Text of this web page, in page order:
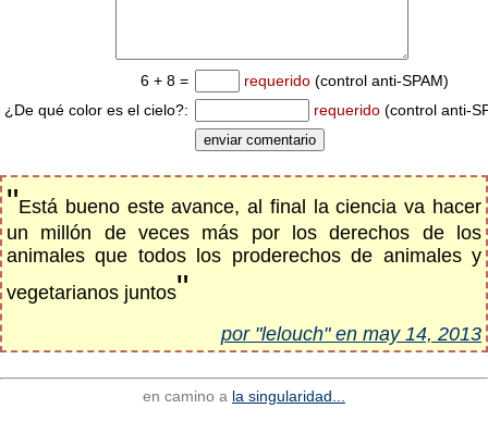
6 + 8 = requerido (control anti-SPAM)
¿De qué color es el cielo?:
requerido (control anti-
"Está bueno este avance, al final la ciencia va hacer
un millón de veces más por los derechos de los
animales que todos los proderechos de animales y
vegetarianos juntos"
por "lelouch" en may 14, 2013
en camino a la singularidad...